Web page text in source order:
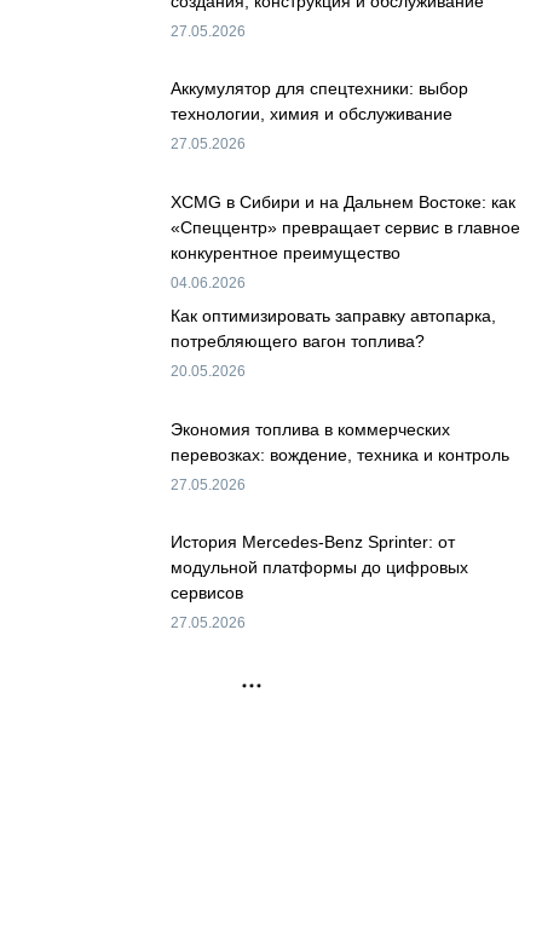
27.05.2026
Аккумулятор для спецтехники: выбор
технологии, химия и обслуживание
27.05.2026
XCMG в Сибири и на Дальнем Востоке: как
«Спеццентр» превращает сервис в главное
конкурентное преимущество
04.06.2026
Как оптимизировать заправку автопарка,
потребляющего вагон топлива?
20.05.2026
Экономия топлива в коммерческих
перевозках: вождение, техника и контроль
27.05.2026
История Mercedes-Benz Sprinter: от
модульной платформы до цифровых
сервисов
27.05.2026